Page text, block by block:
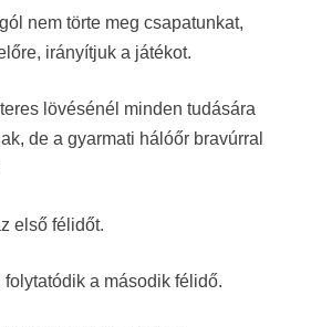
nem törte meg csapatunkat,
irányítjuk a játékot.
lövésénél minden tudására
de a gyarmati hálóőr bravúrral
első félidőt.
a második félidő.